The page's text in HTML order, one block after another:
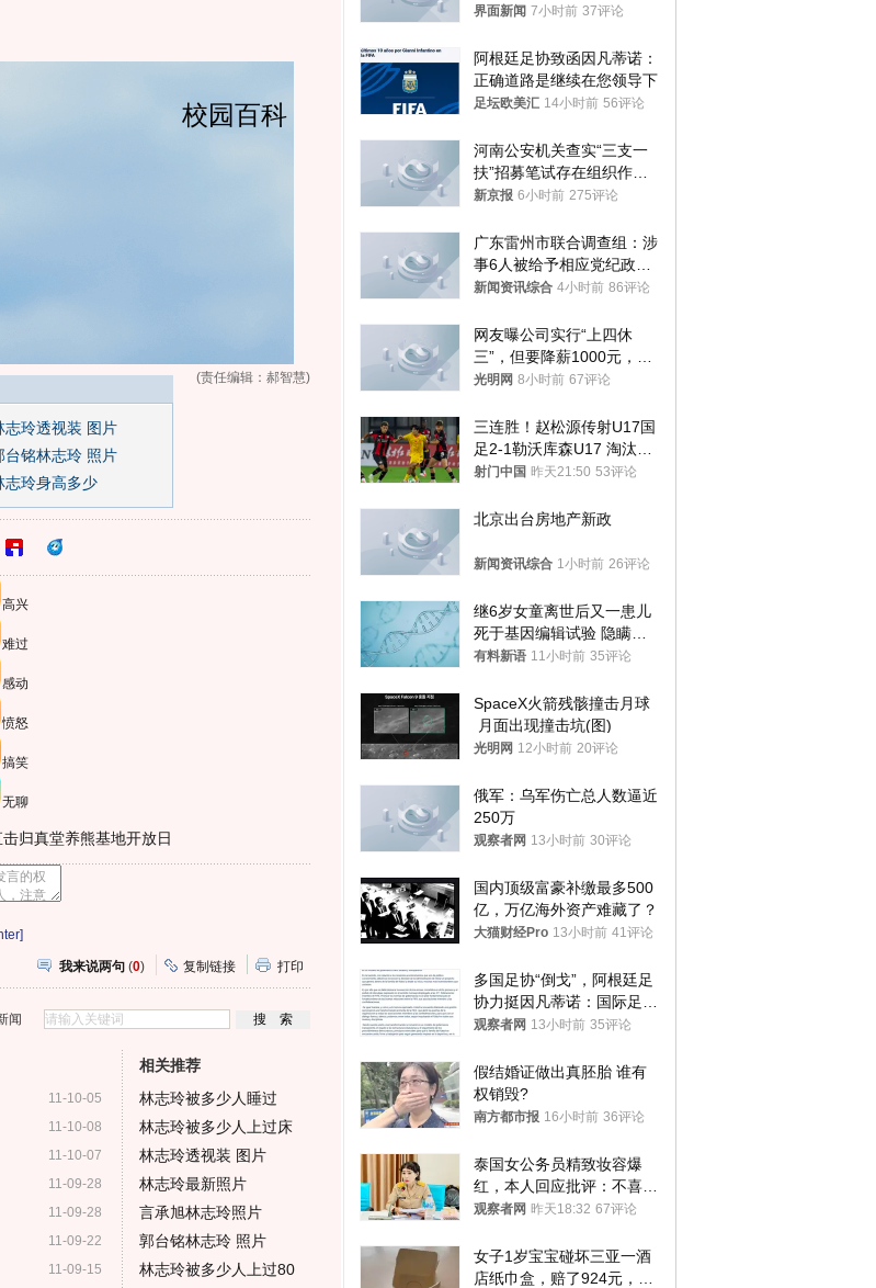
志玲透视装 图片
台铭林志玲 照片
志玲身高多少
(责任编辑：郝智慧)
高兴
难过
感动
愤怒
搞笑
无聊
击归真堂养熊基地开放日
我来说两句 (0) 复制链接 打印
闻
11-10-05
11-10-08
11-10-07
11-09-28
11-09-28
11-09-22
11-09-15
相关推荐
林志玲被多少人睡过
林志玲被多少人上过床
林志玲透视装 图片
林志玲最新照片
言承旭林志玲照片
郭台铭林志玲 照片
林志玲被多少人上过80
不够准确，待修改后印发
界面新闻 7小时前 37评论
阿根廷足协致函因凡蒂诺：
正确道路是继续在您领导下
足坛欧美汇 14小时前 56评论
河南公安机关查实“三支一
扶”招募笔试存在组织作弊
犯罪行为
新京报 6小时前 275评论
广东雷州市联合调查组：涉
事6人被给予相应党纪政务
处分和组织处理
新闻资讯综合 4小时前 86评论
网友曝公司实行“上四休
三”，但要降薪1000元，不
接受只能辞职
光明网 8小时前 67评论
三连胜！赵松源传射U17国
足2-1勒沃库森U17 淘汰赛
将战河床
射门中国 昨天21:50 53评论
北京出台房地产新政
新闻资讯综合 1小时前 26评论
继6岁女童离世后又一患儿
死于基因编辑试验 隐瞒一
年才对外披露
有料新语 11小时前 35评论
SpaceX火箭残骸撞击月球
月面出现撞击坑(图)
光明网 12小时前 20评论
俄军：乌军伤亡总人数逼近
250万
观察者网 13小时前 30评论
国内顶级富豪补缴最多500
亿，万亿海外资产难藏了？
大猫财经Pro 13小时前 41评论
多国足协“倒戈”，阿根廷足
协力挺因凡蒂诺：国际足联
今后应继续在其领导下前行
观察者网 13小时前 35评论
假结婚证做出真胚胎 谁有
权销毁?
南方都市报 16小时前 36评论
泰国女公务员精致妆容爆
红，本人回应批评：不喜欢
就别看
观察者网 昨天18:32 67评论
女子1岁宝宝碰坏三亚一酒
店纸巾盒，赔了924元，发